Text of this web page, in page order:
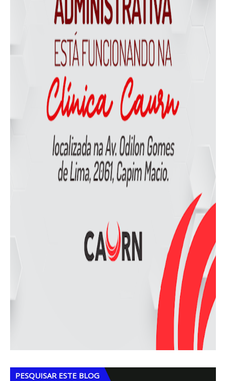
PESQUISAR ESTE BLOG